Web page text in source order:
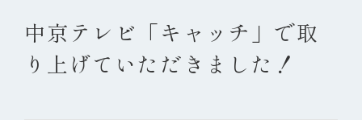
中京テレビ「キャッチ」で取
り上げていただきました！